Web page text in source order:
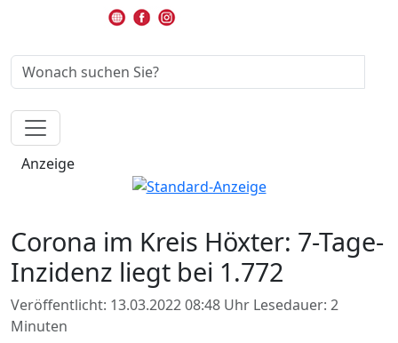
Anzeige
Corona im Kreis Höxter: 7-Tage-
Inzidenz liegt bei 1.772
Veröffentlicht: 13.03.2022 08:48 Uhr Lesedauer: 2
Minuten